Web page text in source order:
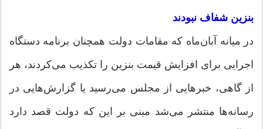
بنزین شفاف نبودند
در میانه آبان‌ماه که مقامات دولت همچنان برنامه دستگاه
اجرایی برای افزایش قیمت بنزین را تکذیب می‌کردند، هر
از گاهی، خبرهایی از مجلس می‌رسید یا گزارش‌هایی در
رسانه‌ها منتشر می‌شد مبنی بر این که دولت قصد دارد